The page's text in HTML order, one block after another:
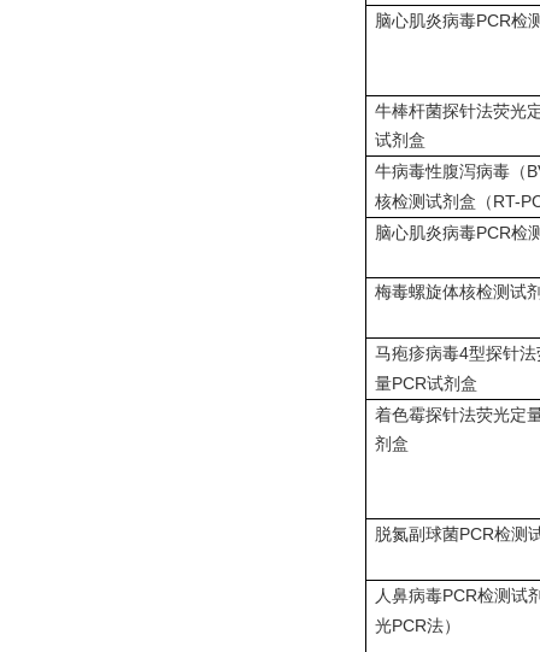
脑心肌炎病毒PCR检
牛棒杆菌探针法荧光
试剂盒
牛病毒性腹泻病毒（
核检测试剂盒（ RT-
脑心肌炎病毒PCR检
梅毒螺旋体核检测试
马疱疹病毒4型探针
量PCR试剂盒
着色霉探针法荧光定
剂盒
脱氮副球菌PCR检测
人鼻病毒PCR检测试
光PCR法）